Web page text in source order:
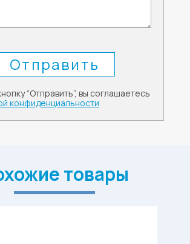
“Отправить”, вы соглашаетесь
конфиденциальности
товары